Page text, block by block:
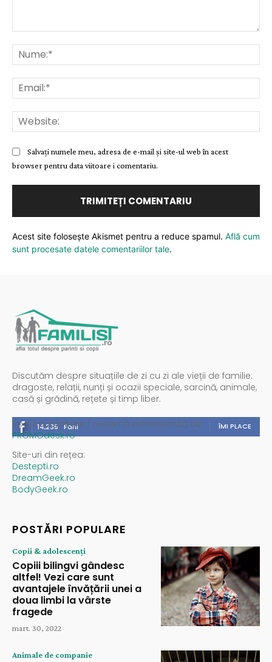
Salvați numele meu, adresa de e-mail și site-ul web în acest
browser pentru data viitoare i comentariu.
Acest site folosește Akismet pentru a reduce spamul. Află cum
sunt procesate datele comentariilor tale.
Discutăm despre situațiile de zi cu zi ale vieții de familie:
dragoste, relații, nunți și ocazii speciale, sarcină, animale,
casă și grădină, rețete și timp liber.
14,235 Fani ÎMI PLACE
Spații publicitare / reclamă administrată de
PROMOdesk.ro
Site-uri din rețea:
Destepti.ro
DreamGeek.ro
BodyGeek.ro
POSTĂRI POPULARE
Copii & adolescenți
Copiii bilingvi gândesc
altfel! Vezi care sunt
avantajele învățării unei a
doua limbi la vârste
fragede
mart. 30, 2022
Animale de companie